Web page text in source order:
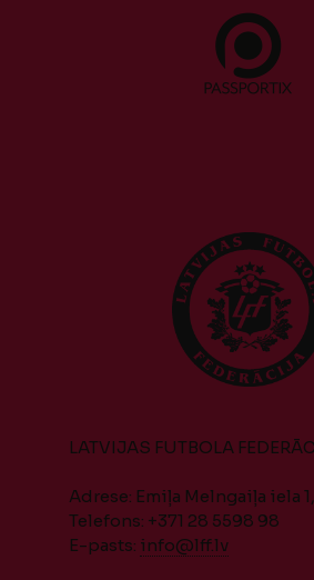
LATVIJAS FUTBOLA
Adrese: Emiļa Melngaiļa iela
Telefons: +371 28 5598 98
E-pasts: info@lff.lv